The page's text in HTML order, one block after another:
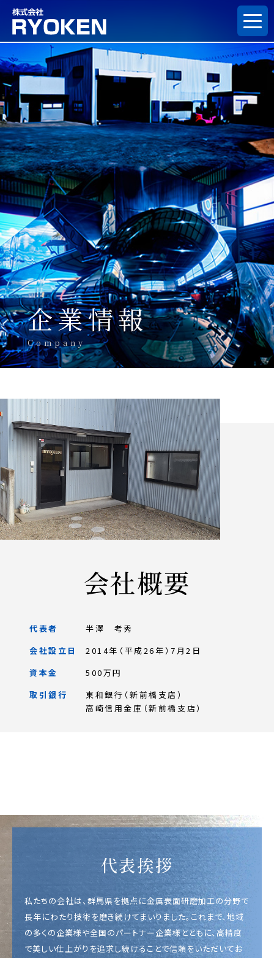
企業情報
Company
会社概要
代表者
半澤 考秀
会社設立日
2014年（平成26年）7月2日
資本金
500万円
取引銀行
東和銀行（新前橋支店）
高崎信用金庫（新前橋支店）
代表挨拶
私たちの会社は、群馬県を拠点に金属表面研磨加工の分野で
長年にわたり技術を磨き続けてまいりました。これまで、地域
の多くの企業様や全国のパートナー企業様とともに、高精度
で美しい仕上がりを追求し続けることで信頼をいただいてお